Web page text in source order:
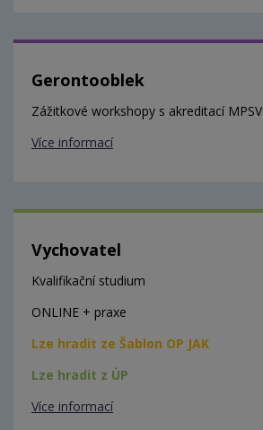
Gerontooblek
Zážitkové workshopy s akreditací MPSV
Více informací
Vychovatel
Kvalifikační studium
ONLINE + praxe
Lze hradit ze Šablon OP JAK
Lze hradit z ÚP
Více informací